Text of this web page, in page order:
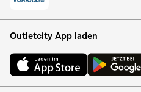
Outletcity App laden